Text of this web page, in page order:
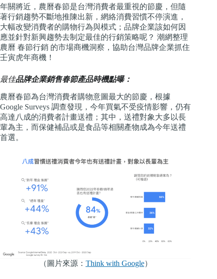
年關將近，農曆春節是台灣消費者最重視的節慶，但隨
著行銷趨勢不斷地推陳出新，網絡消費習慣不停演進，
大幅改變消費者的購物行為與模式；品牌企業該如何因
應並針對新興趨勢去制定最佳的行銷策略呢？ 潮網整理
農曆 春節行銷 的市場商機洞察，協助台灣品牌企業抓住
壬寅虎年商機！
最佳品牌企業銷售春節產品時機點曝：
農曆春節為台灣消費者購物意圖最大的節慶，根據
Google Surveys 調查發現，今年買氣不受疫情影響，仍有
高達八成的消費者計畫送禮；其中，送禮對象大多以長
輩為主，而保健補品或是食品等相關產物成為今年送禮
首選。
（圖片來源： Think with Google）